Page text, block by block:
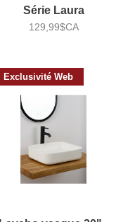
Série Laura
129,99$CA
Exclusivité Web